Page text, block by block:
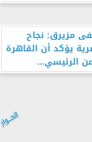
مزيرق: نجاح
يؤكد أن القاهرة
الرئيسي...